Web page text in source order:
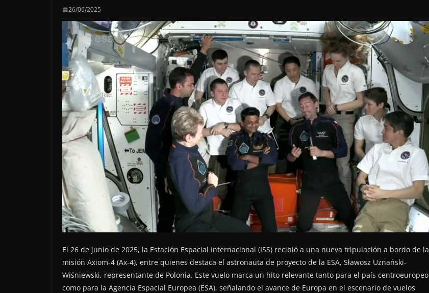
26/06/2025
El 26 de junio de 2025, la Estación Espacial Internacional (ISS) recibió a una nueva tripulación a bordo de la
misión Axiom-4 (Ax-4), entre quienes destaca el astronauta de proyecto de la ESA, Sławosz Uznański-
Wiśniewski, representante de Polonia. Este vuelo marca un hito relevante tanto para el país centroeuropeo
como para la Agencia Espacial Europea (ESA), señalando el avance de Europa en el escenario de vuelos